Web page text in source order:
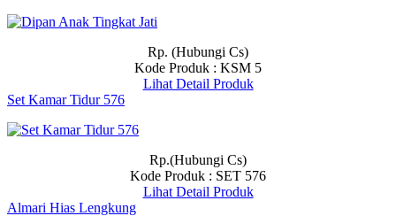
Rp. (Hubungi Cs)
Kode Produk : KSM 5
Lihat Detail Produk
Set Kamar Tidur 576
Rp.(Hubungi Cs)
Kode Produk : SET 576
Lihat Detail Produk
Almari Hias Lengkung